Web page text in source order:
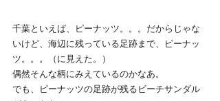
千葉といえば、ピーナッツ。。。だからじゃな
いけど、海辺に残っている足跡まで、ピーナッ
ツ。。。（に見えた。）
偶然そんな柄にみえているのかなあ。
でも、ピーナッツの足跡が残るビーチサンダル